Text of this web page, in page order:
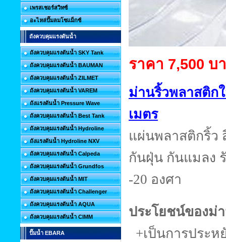
เพรสเชอร์สวิทซ์
อะไหล่ปั๊มลมโซแม็กซ์
ถังควบคุมแรงดันน้ำ
ถังควบคุมแรงดันน้ำ SKY Tank
ถังควบคุมแรงดันน้ำ BAUMAN
ถังควบคุมแรงดันน้ำ ZILMET
ถังควบคุมแรงดันน้ำ VAREM
ถังแรงดันน้ำ Pressure Wave
ถังควบคุมแรงดันน้ำ Best Tank
ถังควบคุมแรงดันน้ำ Hydroline
ถังแรงดันน้ำ Hydroline NXV
ถังควบคุมแรงดันน้ำ Calpeda
ถังควบคุมแรงดันน้ำ Grundfos
ถังควบคุมแรงดันน้ำ MIT
ถังควบคุมแรงดันน้ำ Challenger
ถังควบคุมแรงดันน้ำ AQUA
ถังควบคุมแรงดันน้ำ CIMM
ปั๊มน้ำ EBARA
ราคา 7,500 บ
ม่านริ้วพลาสติก
เมตร
แผ่นพลาสติกริ้ว
กันฝุ่น กันแมลง
-20 องศา
ประโยชน์ของม่
+เป็นการประ